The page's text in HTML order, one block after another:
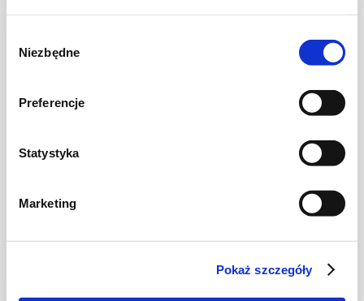
zgody
Niezbędne
Preferencje
Statystyka
Marketing
Pokaż szczegóły
Lemoniada z ogórkiem i tymiankiem